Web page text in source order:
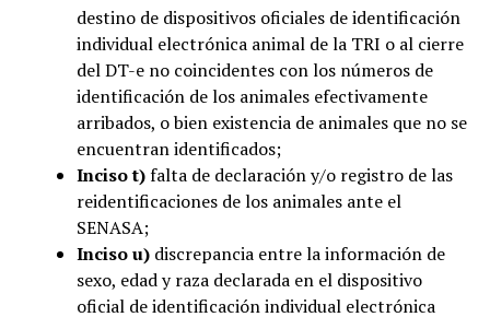
destino de dispositivos oficiales de identificación
individual electrónica animal de la TRI o al cierre
del DT-e no coincidentes con los números de
identificación de los animales efectivamente
arribados, o bien existencia de animales que no se
encuentran identificados;
Inciso t)falta de declaración y/o registro de las
reidentificaciones de los animales ante el
SENASA;
Inciso u) discrepancia entre la información de
sexo, edad y raza declarada en el dispositivo
oficial de identificación individual electrónica